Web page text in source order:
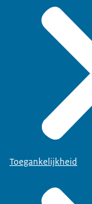
Toegankelijkheid